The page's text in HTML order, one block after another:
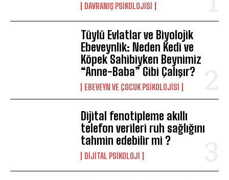
ABONE OL
Gizlilik politikasınıokudum, onaylıyorum.
DAVRANIŞ PSIKOLOJISI
Tüylü Evlatlar ve Biyolojik
Ebeveynlik: Neden Kedi ve
Köpek Sahibiyken Beynimiz
“Anne-Baba” Gibi Çalışır?
EBEVEYN VE ÇOCUK PSIKOLOJISI
Dijital fenotipleme akıllı
telefon verileri ruh sağlığını
tahmin edebilir mi ?
DIJITAL PSIKOLOJI